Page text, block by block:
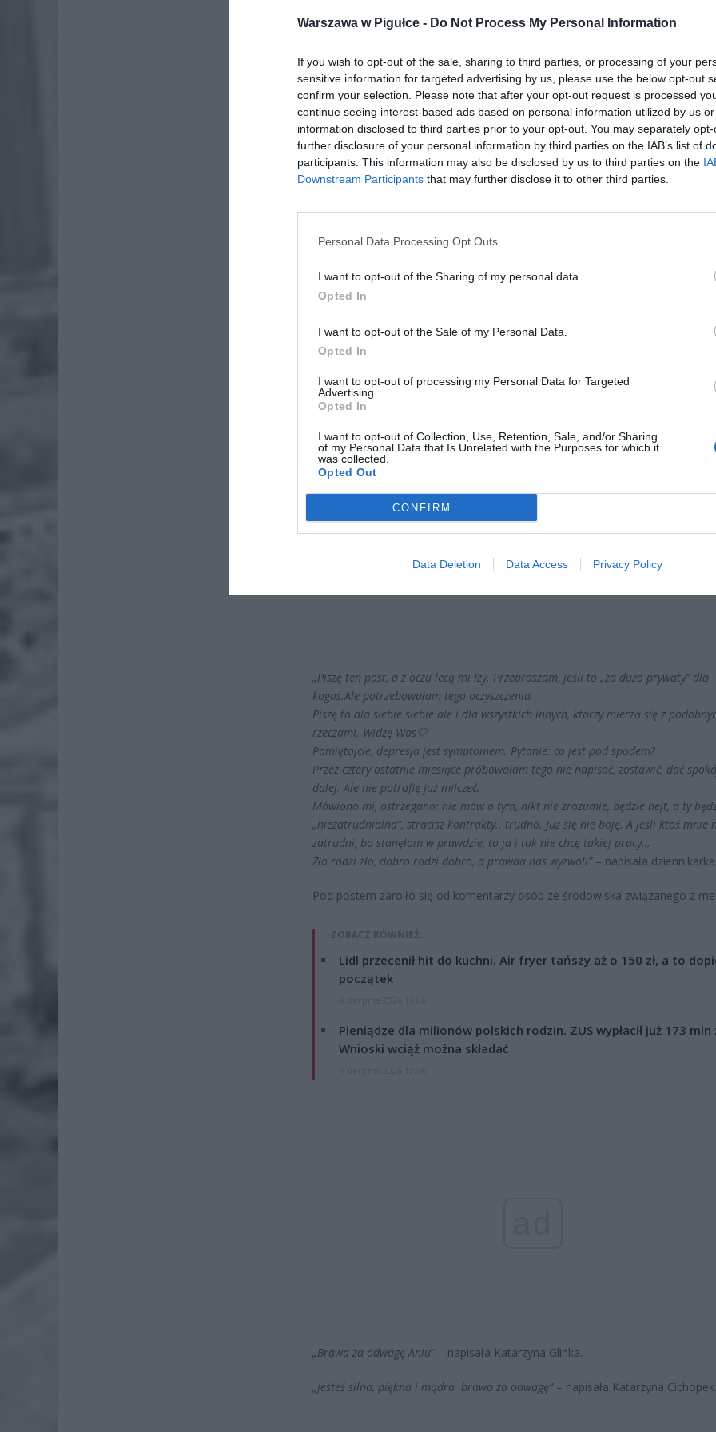
Warszawa w Pigułce - Do Not Process My Personal Information
If you wish to opt-out of the sale, sharing to third parties, or processing of your
sensitive information for targeted advertising by us, please use the below opt-out
confirm your selection. Please note that after your opt-out request is processed
continue seeing interest-based ads based on personal information utilized by us
information disclosed to third parties prior to your opt-out. You may separately
further disclosure of your personal information by third parties on the IAB’s list of
participants. This information may also be disclosed by us to third parties on the
Downstream Participants that may further disclose it to other third parties.
Personal Data Processing Opt Outs
I want to opt-out of the Sharing of my personal data.
Opted In
I want to opt-out of the Sale of my Personal Data.
Opted In
I want to opt-out of processing my Personal Data for Targeted
Advertising.
Opted In
I want to opt-out of Collection, Use, Retention, Sale, and/or Sharing
of my Personal Data that Is Unrelated with the Purposes for which it
was collected.
Opted Out
CONFIRM
Data Deletion Data Access Privacy Policy
Wyświetl ten post na Instagramie
Post udostępniony przez Ania Wendzikowska (@aniawendzikowska)
ad
„Piszę ten post, a z oczu lecą mi łzy. Przepraszam, jeśli to „za dużo prywaty” dla
kogoś.Ale potrzebowałam tego oczyszczenia.
Piszę to dla siebie siebie ale i dla wszystkich innych, którzy mierzą się z
rzeczami. Widzę Was🤍
Pamiętajcie, depresja jest symptomem. Pytanie: co jest pod spodem?
Przez cztery ostatnie miesiące próbowałam tego nie napisać, zostawić, dać
dalej. Ale nie potrafię już milczeć.
Mówiono mi, ostrzegano: nie mów o tym, nikt nie zrozumie, będzie hejt, a ty
„niezatrudnialna”, stracisz kontrakty.. trudno. Już się nie boję. A jeśli ktoś mnie
zatrudni, bo stanęłam w prawdzie, to ja i tak nie chcę takiej pracy…
Zło rodzi zło, dobro rodzi dobro, a prawda nas wyzwoli”– napisała
Pod postem zaroiło się od komentarzy osób ze środowiska związanego z
ZOBACZ RÓWNIEŻ:
Lidl przecenił hit do kuchni. Air fryer tańszy aż o 150 zł, a to
początek
Pieniądze dla milionów polskich rodzin. ZUS wypłacił już 173 mln
Wnioski wciąż można składać
„Brawa za odwagę Aniu” – napisała Katarzyna Glinka.
„Jesteś silna, piękna i mądra brawo za odwagę”– napisała Katarzyna Cichopek.